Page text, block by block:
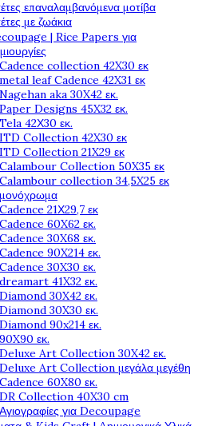
επαναλαμβανόμενα μοτίβα
με ζωάκια
| Rice Papers για
Cadence collection 42X30 εκ
metal leaf Cadence 42X31 εκ
aka 30X42 εκ.
Paper Designs 45X32 εκ.
42Χ30 εκ.
ITD Collection 42X30 εκ
ITD Collection 21X29 εκ
Calambour Collection 50X35 εκ
Calambour collection 34,5X25 εκ
μονόχρωμα
21Χ29,7 εκ
60X62 εκ.
30X68 εκ.
90X214 εκ.
30X30 εκ.
41X32 εκ.
30X42 εκ.
30X30 εκ.
90x214 εκ.
εκ.
Deluxe Art Collection 30X42 εκ.
Deluxe Art Collection μεγάλα μεγέθη
60X80 εκ.
DR Collection 40X30 cm
για Decoupage